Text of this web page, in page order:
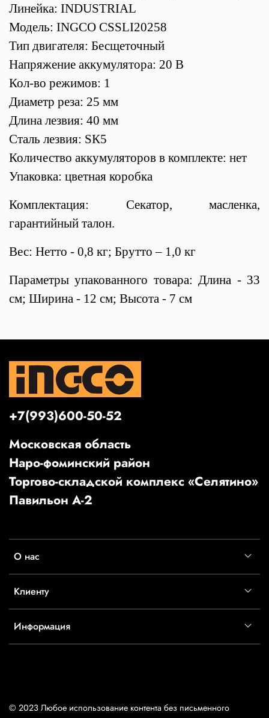
Линейка: INDUSTRIAL
Модель: INGCO CSSLI20258
Тип двигателя: Бесщеточный
Напряжение аккумулятора: 20 В
Кол-во режимов: 1
Диаметр реза: 25 мм
Длина лезвия: 40 мм
Сталь лезвия: SК5
Количество аккумуляторов в комплекте: нет
Упаковка: цветная коробка
Комплектация: Секатор, масленка,
гарантийный талон.
Вес: Нетто - 0,8 кг; Брутто – 1,0 кг
Параметры упакованного товара: Длина - 33
см; Ширина - 12 см; Высота - 7 см
О нас
Клиенту
Информация
+7(993)600-50-52
Московская область
Наро-фоминский район
Торгово-складской комплекс «Селятино»
Павильон А-2
© 2023 Любое использование контента без письменного